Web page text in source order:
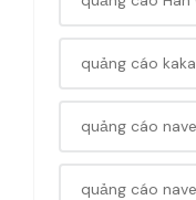
quảng cáo
quảng cáo
quảng cáo